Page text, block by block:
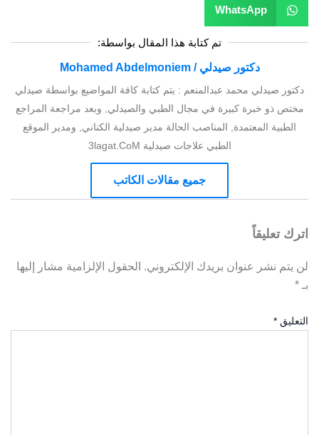
WhatsApp
تم كتابة هذا المقال بواسطة:
دكتور صيدلي / Mohamed Abdelmoniem
دكتور صيدلي محمد عبدالمنعم : يتم كتابة كافة المواضيع بواسطة صيدلي
مختص ذو خبرة كبيرة في مجال الطبي والصيدلي, وبعد مراجعة المراجع
الطبية المعتمدة, المناصب الحالة مدير صيدلية الكناني, ومدير الموقع
الطبي علاجات صيدلية 3lagat.CoM
جميع مقالات الكاتب
اترك تعليقاً
لن يتم نشر عنوان بريدك الإلكتروني. الحقول الإلزامية مشار إليها
بـ *
التعليق *